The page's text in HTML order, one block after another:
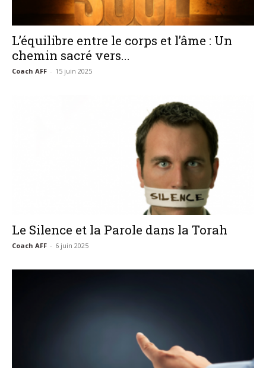
L’équilibre entre le corps et l’âme : Un
chemin sacré vers...
Coach AFF - 15 juin 2025
Le Silence et la Parole dans la Torah
Coach AFF - 6 juin 2025